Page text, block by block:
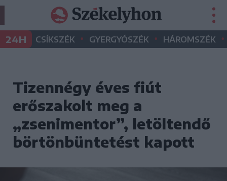
24H CSÍKSZÉK • GYERGYÓSZÉK • HÁROMSZÉK •
Tizennégy éves fiút
erőszakolt meg a
„zsenimentor”, letöltendő
börtönbüntetést kapott